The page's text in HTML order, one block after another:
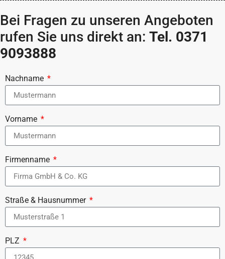
Bei Fragen zu unseren Angeboten
rufen Sie uns direkt an: Tel. 0371
9093888
Nachname
Vorname
Firmenname
Straße & Hausnummer
PLZ